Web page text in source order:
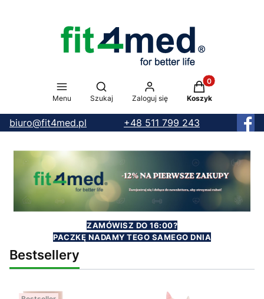
Menu
Otwórz wyszukiwarkę
Szukaj Zaloguj się
Produkty w
Koszyk
biuro@fit4med.pl +48 511 799 243
ZAMÓWISZ DO 16:00?
PACZKĘ NADAMY TEGO SAMEGO DNIA
Bestsellery